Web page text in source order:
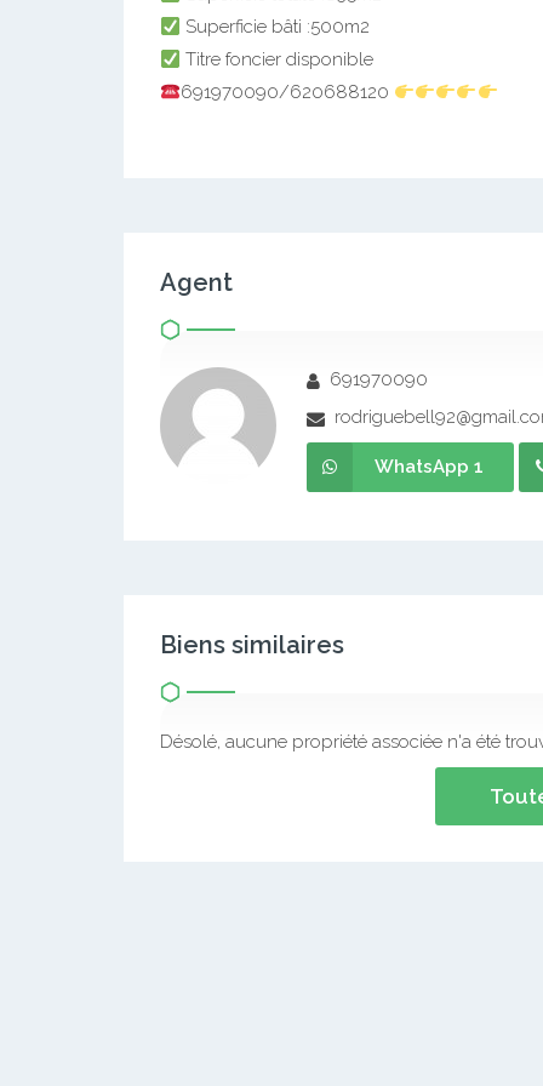
Superficie bâti :500m2
Titre foncier disponible
691970090/620688120
Agent
691970090
WhatsApp 1
Biens similaires
Désolé, aucune propriété associée n'a été